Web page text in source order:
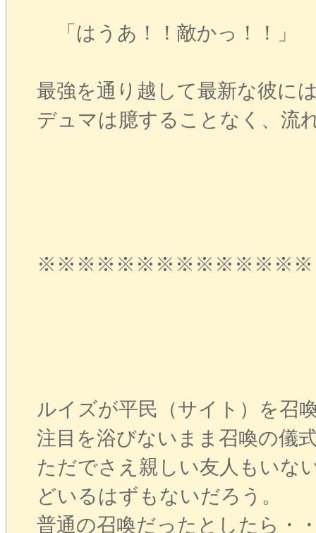
「はうあ！！敵かっ！！」
最強を通り越して最新な彼に
デュマは臆することなく、流
ルイズが平民（サイト）を召
注目を浴びないまま召喚の儀
ただでさえ親しい友人もいな
どいるはずもないだろう。
普通の召喚だったとしたら・